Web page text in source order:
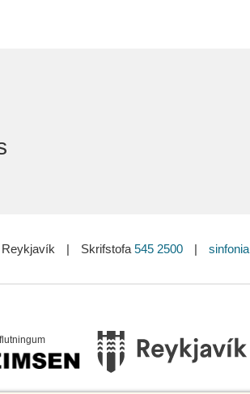
Reykjavík | Skrifstofa 545 2500 |